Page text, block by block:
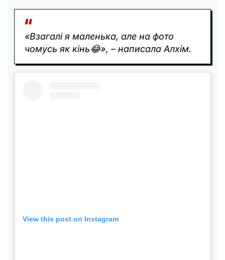
«‎Взагалі я маленька, але на фото
чомусь як кінь😂», – написала Алхім.
View this post on Instagram